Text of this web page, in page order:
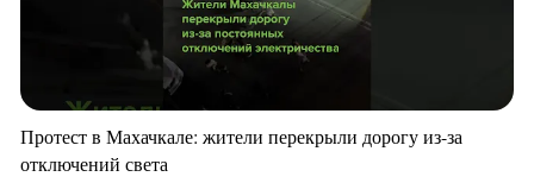
Протест в Махачкале: жители перекрыли дорогу из-за
отключений света